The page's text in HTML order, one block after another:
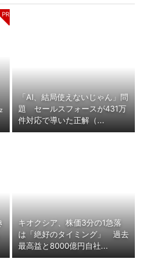
「AI、結局使えないじゃん」問
題 セールスフォースが431万
件対応で導いた正解（...
キオクシア、株価3分の1急落
は「絶好のタイミング」 過去
最高益と8000億円自社...